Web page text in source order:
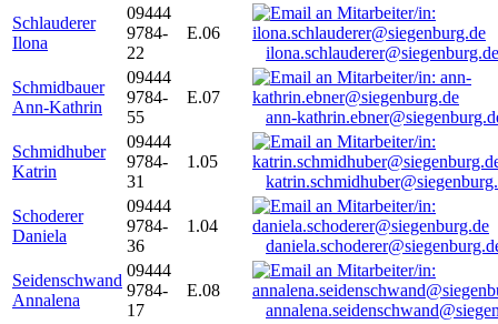
Schlauderer
Ilona
09444
9784-
22
E.06
ilona.schlauderer@siegenburg.de
Schmidbauer
Ann-Kathrin
09444
9784-
55
E.07
ann-
Schmidhuber
Katrin
09444
9784-
31
1.05
Schoderer
Daniela
09444
9784-
36
1.04
Seidenschwand
Annalena
09444
9784-
17
E.08